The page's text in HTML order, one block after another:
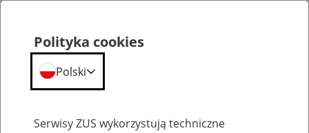
Polityka cookies
Polski
Serwisy ZUS wykorzystują techniczne